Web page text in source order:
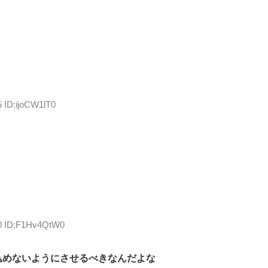
ID:ijoCW1lT0
ID:F1Hv4QtW0
ないようにさせるべきなんだよな